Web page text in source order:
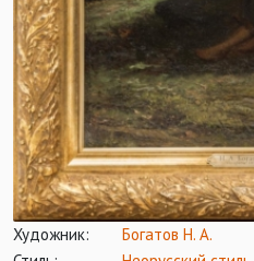
Художник:
Богатов Н. А.